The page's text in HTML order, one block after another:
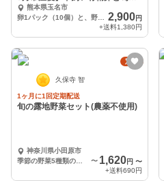
菜セット便
熊本県玉名市
2,900円
+送料1,380円
定期
久保寺 智
1ヶ月に1回定期配送
旬の露地野菜セット(農薬不使用)
神奈川県小田原市
〜 1,620円 〜
+送料690円